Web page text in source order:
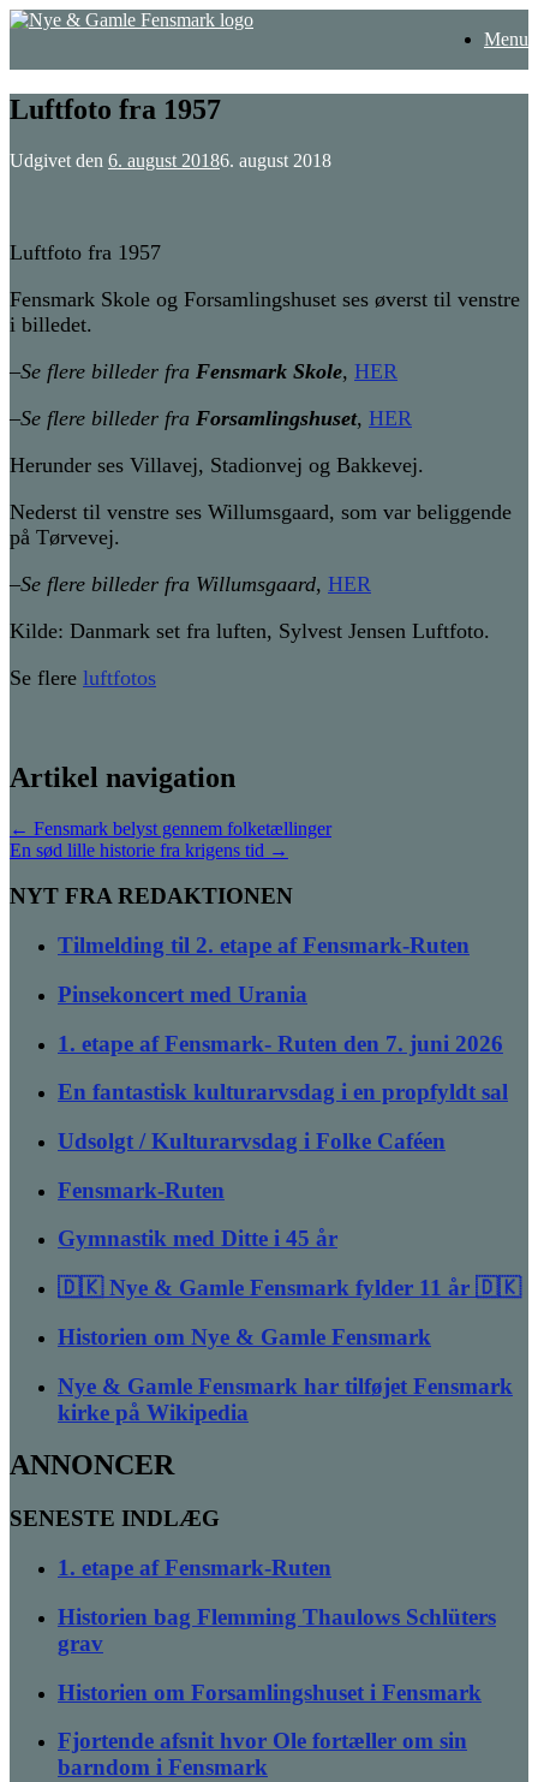
Gå
Menu
Luftfoto fra 1957
Udgivet den 6. august 20186. august 2018
Luftfoto fra 1957
Fensmark Skole og Forsamlingshuset ses øverst til venstre
i billedet.
–Se flere billeder fra Fensmark Skole, HER
–Se flere billeder fra Forsamlingshuset, HER
Herunder ses Villavej, Stadionvej og Bakkevej.
Nederst til venstre ses Willumsgaard, som var beliggende
på Tørvevej.
–Se flere billeder fra Willumsgaard, HER
Kilde: Danmark set fra luften, Sylvest Jensen Luftfoto.
Se flere luftfotos
Artikel navigation
← Fensmark belyst gennem folketællinger
En sød lille historie fra krigens tid →
NYT FRA REDAKTIONEN
Tilmelding til 2. etape af Fensmark-Ruten
Pinsekoncert med Urania
1. etape af Fensmark- Ruten den 7. juni 2026
En fantastisk kulturarvsdag i en propfyldt sal
Udsolgt / Kulturarvsdag i Folke Caféen
Fensmark-Ruten
Gymnastik med Ditte i 45 år
🇩🇰 Nye & Gamle Fensmark fylder 11 år 🇩🇰
Historien om Nye & Gamle Fensmark
Nye & Gamle Fensmark har tilføjet Fensmark
kirke på Wikipedia
ANNONCER
SENESTE INDLÆG
1. etape af Fensmark-Ruten
Historien bag Flemming Thaulows Schlüters
grav
Historien om Forsamlingshuset i Fensmark
Fjortende afsnit hvor Ole fortæller om sin
barndom i Fensmark